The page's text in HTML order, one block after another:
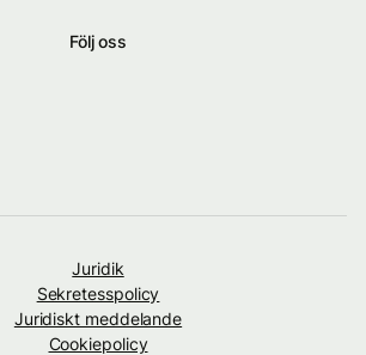
Följ oss
Juridik
Sekretesspolicy
Juridiskt meddelande
Cookiepolicy